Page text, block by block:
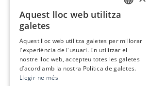
Aquest lloc web utilitza
galetes
Aquest lloc web utilitza galetes per millorar
l'experiència de l'usuari. En utilitzar el
nostre lloc web, accepteu totes les galetes
d’acord amb la nostra Política de galetes.
Llegir-ne més